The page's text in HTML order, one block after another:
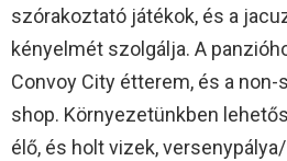
szórakoztató játékok, és a
kényelmét szolgálja. A
Convoy City étterem, és a
shop. Környezetünkben
élő, és holt vizek,